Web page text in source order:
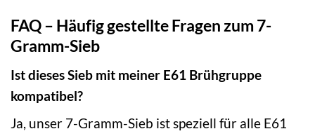
FAQ – Häufig gestellte Fragen zum 7-
Gramm-Sieb
Ist dieses Sieb mit meiner E61 Brühgruppe
kompatibel?
Ja, unser 7-Gramm-Sieb ist speziell für alle E61